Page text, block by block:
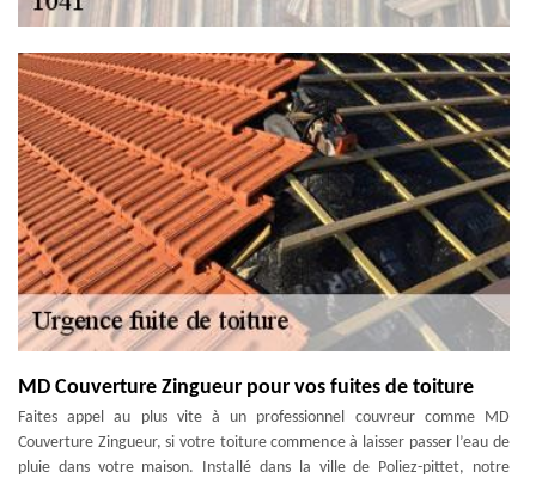
MD Couverture Zingueur pour vos fuites de toiture
Faites appel au plus vite à un professionnel couvreur comme MD
Couverture Zingueur, si votre toiture commence à laisser passer l’eau de
pluie dans votre maison. Installé dans la ville de Poliez-pittet, notre